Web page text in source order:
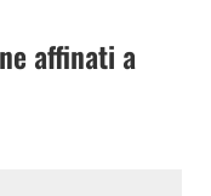
affinati a